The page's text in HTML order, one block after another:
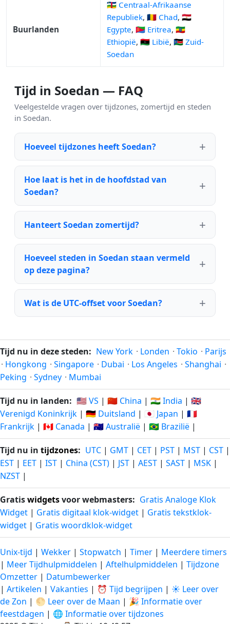
Buurlanden
🇨🇫 Centraal-Afrikaanse
Republiek, 🇹🇩 Chad, 🇪🇬
Egypte, 🇪🇷 Eritrea, 🇪🇹
Ethiopië, 🇱🇾 Libië, 🇸🇸 Zuid-
Soedan
Tijd in Soedan — FAQ
Veelgestelde vragen over tijdzones, zomertijd en steden
in Soedan.
Hoeveel tijdzones heeft Soedan?
Hoe laat is het in de hoofdstad van
Soedan?
Hanteert Soedan zomertijd?
Hoeveel steden in Soedan staan vermeld
op deze pagina?
Wat is de UTC-offset voor Soedan?
Tijd nu in deze steden: New York · Londen · Tokio · Parijs
· Hongkong · Singapore · Dubai · Los Angeles · Shanghai ·
Peking · Sydney · Mumbai
Tijd nu in landen: 🇺🇸 VS | 🇨🇳 China | 🇮🇳 India | 🇬🇧
Verenigd Koninkrijk | 🇩🇪 Duitsland | 🇯🇵 Japan | 🇫🇷
Frankrijk | 🇨🇦 Canada | 🇦🇺 Australië | 🇧🇷 Brazilië |
Tijd nu in tijdzones: UTC | GMT | CET | PST | MST | CST |
EST | EET | IST | China (CST) | JST | AEST | SAST | MSK |
NZST |
Gratiswidgetsvoor webmasters: Gratis Analoge Klok
Widget | Gratis digitaal klok-widget | Gratis tekstklok-
widget | Gratis woordklok-widget
Unix-tijd | Wekker | Stopwatch | Timer | Meerdere timers
| Meer Tijdhulpmiddelen | Aftelhulpmiddelen | Tijdzone
Omzetter | Datumbewerker
| Artikelen | Vakanties | ⏰ Tijd begrijpen | ☀️ Leer over
de Zon | 🌕 Leer over de Maan | 🎉 Informatie over
feestdagen | 🌐 Informatie over tijdzones